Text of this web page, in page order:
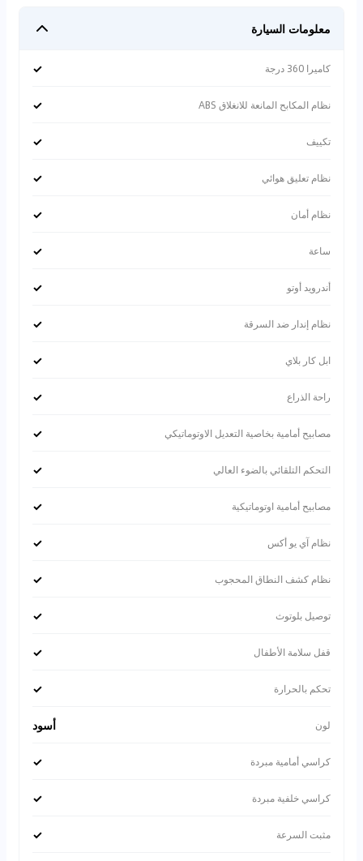
معلومات السيارة
كاميرا 360 درجة ✓
نظام المكابح المانعة للانغلاق ABS ✓
تكييف ✓
نظام تعليق هوائي ✓
نظام أمان ✓
ساعة ✓
أندرويد أوتو ✓
نظام إندار ضد السرقة ✓
ابل كار بلاي ✓
راحة الذراع ✓
مصابيح أمامية بخاصية التعديل الاوتوماتيكي ✓
التحكم التلقائي بالضوء العالي ✓
مصابيح أمامية اوتوماتيكية ✓
نظام آي يو أكس ✓
نظام كشف النطاق المحجوب ✓
توصيل بلوتوث ✓
قفل سلامة الأطفال ✓
تحكم بالحرارة ✓
لون أسود
كراسي أمامية مبردة ✓
كراسي خلفية مبردة ✓
مثبت السرعة ✓